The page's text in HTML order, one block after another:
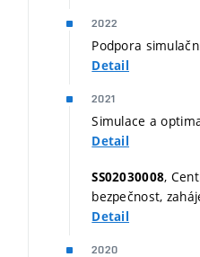
2022
Podpora
Detail
2021
Simulace a
Detail
SS02030008,
bezpečnost,
Detail
2020